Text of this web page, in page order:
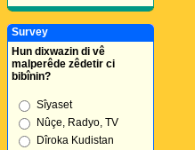
Survey
Hun dixwazin di vê
malperêde zêdetir ci
bibînin?
Sîyaset
Nûçe, Radyo, TV
Dîroka Kudistan